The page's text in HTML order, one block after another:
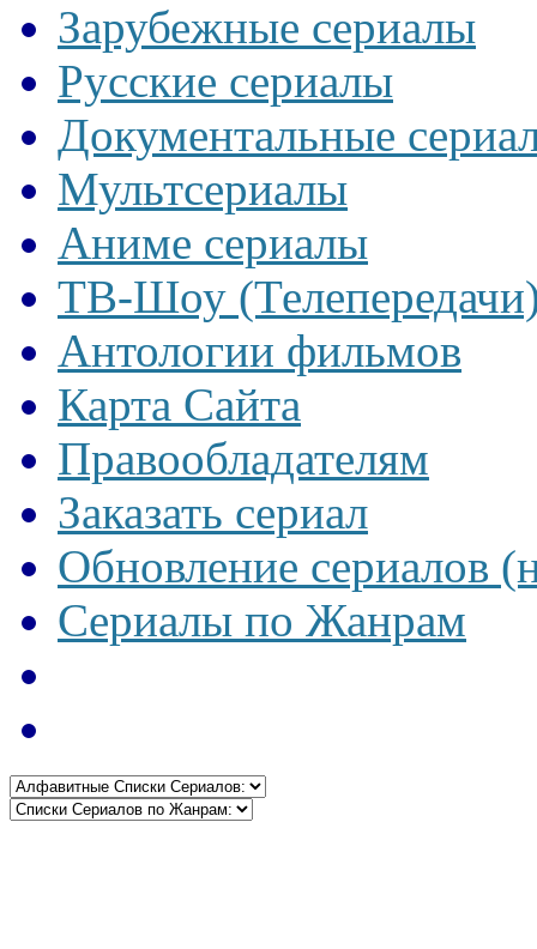
Зарубежные сериалы
Русские сериалы
Документальные
Мультсериалы
Аниме сериалы
ТВ-Шоу
Антологии фильмов
Карта Сайта
Правообладателям
Заказать сериал
Обновление сериалов
Сериалы по Жанрам